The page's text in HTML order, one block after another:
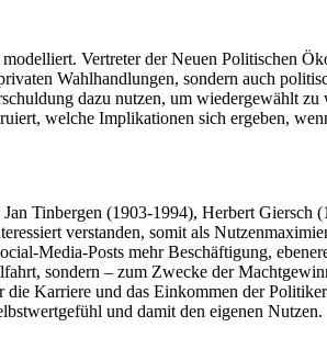
Vertreter der Neuen Politischen
Wahlhandlungen, sondern auch
dazu nutzen, um wiedergewählt
welche Implikationen sich ergeben,
Tinbergen (1903-1994), Herbert Giersch
verstanden, somit als
Media-Posts mehr Beschäftigung,
sondern – zum Zwecke der
Karriere und das Einkommen der
und damit den eigenen Nutzen.